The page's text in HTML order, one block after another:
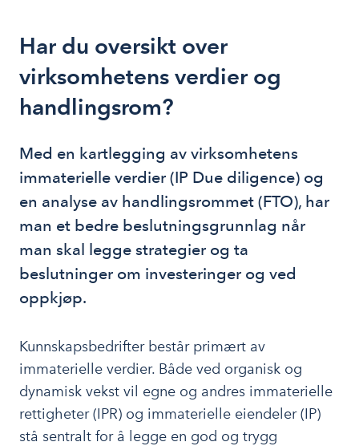
Har du oversikt over
virksomhetens verdier og
handlingsrom?
Med en kartlegging av virksomhetens
immaterielle verdier (IP Due diligence) og
en analyse av handlingsrommet (FTO), har
man et bedre beslutningsgrunnlag når
man skal legge strategier og ta
beslutninger om investeringer og ved
oppkjøp.
Kunnskapsbedrifter består primært av
immaterielle verdier. Både ved organisk og
dynamisk vekst vil egne og andres immaterielle
rettigheter (IPR) og immaterielle eiendeler (IP)
stå sentralt for å legge en god og trygg